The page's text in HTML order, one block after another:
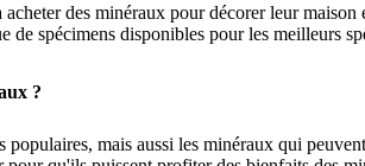
des minéraux pour décorer leur
spécimens disponibles pour les meilleurs
?
mais aussi les minéraux qui